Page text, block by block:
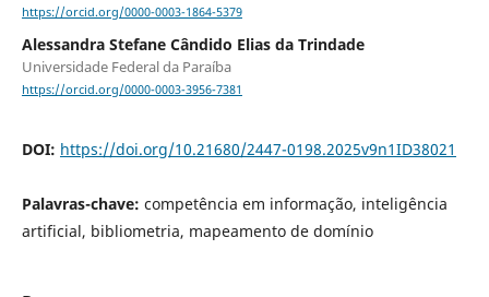
https://orcid.org/0000-0003-1864-5379
Alessandra Stefane Cândido Elias da Trindade
Universidade Federal da Paraíba
https://orcid.org/0000-0003-3956-7381
DOI: https://doi.org/10.21680/2447-0198.2025v9n1ID38021
Palavras-chave: competência em informação, inteligência
artificial, bibliometria, mapeamento de domínio